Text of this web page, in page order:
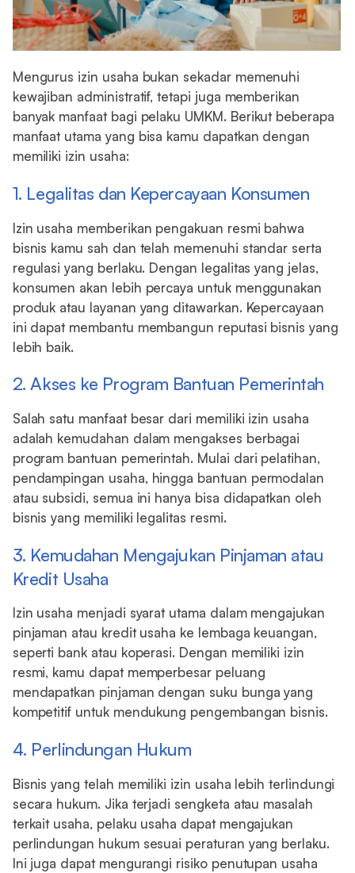
Mengurus izin usaha bukan sekadar memenuhi
kewajiban administratif, tetapi juga memberikan
banyak manfaat bagi pelaku UMKM. Berikut beberapa
manfaat utama yang bisa kamu dapatkan dengan
memiliki izin usaha:
1. Legalitas dan Kepercayaan Konsumen
Izin usaha memberikan pengakuan resmi bahwa
bisnis kamu sah dan telah memenuhi standar serta
regulasi yang berlaku. Dengan legalitas yang jelas,
konsumen akan lebih percaya untuk menggunakan
produk atau layanan yang ditawarkan. Kepercayaan
ini dapat membantu membangun reputasi bisnis yang
lebih baik.
2. Akses ke Program Bantuan Pemerintah
Salah satu manfaat besar dari memiliki izin usaha
adalah kemudahan dalam mengakses berbagai
program bantuan pemerintah. Mulai dari pelatihan,
pendampingan usaha, hingga bantuan permodalan
atau subsidi, semua ini hanya bisa didapatkan oleh
bisnis yang memiliki legalitas resmi.
3. Kemudahan Mengajukan Pinjaman atau
Kredit Usaha
Izin usaha menjadi syarat utama dalam mengajukan
pinjaman atau kredit usaha ke lembaga keuangan,
seperti bank atau koperasi. Dengan memiliki izin
resmi, kamu dapat memperbesar peluang
mendapatkan pinjaman dengan suku bunga yang
kompetitif untuk mendukung pengembangan bisnis.
4. Perlindungan Hukum
Bisnis yang telah memiliki izin usaha lebih terlindungi
secara hukum. Jika terjadi sengketa atau masalah
terkait usaha, pelaku usaha dapat mengajukan
perlindungan hukum sesuai peraturan yang berlaku.
Ini juga dapat mengurangi risiko penutupan usaha